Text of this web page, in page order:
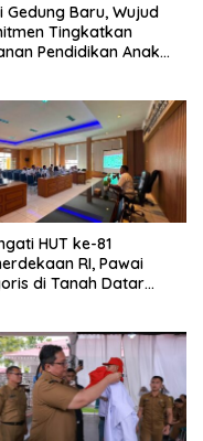
Gedung Baru, Wujud
Tingkatkan
Pendidikan Anak
HUT ke-81
RI, Pawai
di Tanah Datar